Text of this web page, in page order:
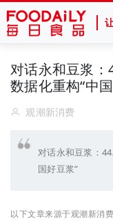
对话永和豆浆：
数据化重构“中
观潮新消费
对话永和豆浆：
国好豆浆”
以下文章来源于观潮新消